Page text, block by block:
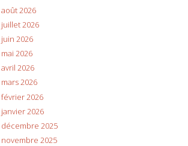
août 2026
juillet 2026
juin 2026
mai 2026
avril 2026
mars 2026
février 2026
janvier 2026
décembre 2025
novembre 2025